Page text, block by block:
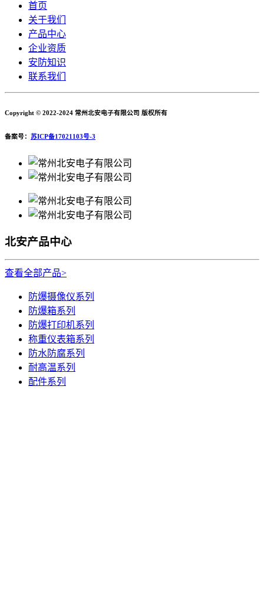
首页
关于我们
产品中心
企业资质
安防知识
联系我们
Copyright © 2022-2024 常州北安电子有限公司 版权所有
备案号： 苏ICP备17021103号-3
北安产品中心
查看全部产品>
防爆摄像仪系列
防爆箱系列
防爆打印机系列
称重仪表箱系列
防水防腐系列
耐高温系列
配件系列